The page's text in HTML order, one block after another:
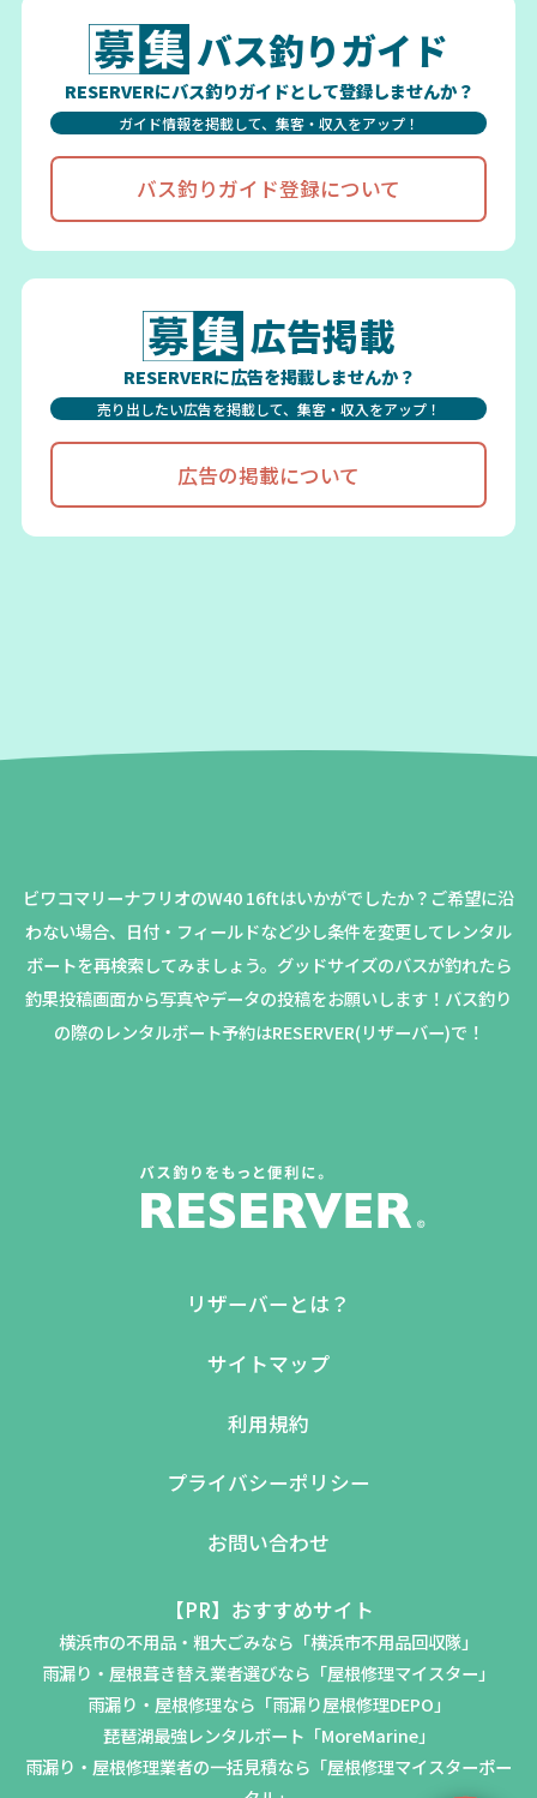
バス釣りガイド
RESERVERにバス釣りガイドとして登録しませんか？
ガイド情報を掲載して、集客・収入をアップ！
バス釣りガイド登録について
広告掲載
RESERVERに広告を掲載しませんか？
売り出したい広告を掲載して、集客・収入をアップ！
広告の掲載について
ビワコマリーナフリオのW40 16ftはいかがでしたか？ ご希望に沿
わない場合、日付・フィールドなど少し条件を変更してレンタル
ボートを再検索してみましょう。 グッドサイズのバスが釣れたら
釣果投稿画面から写真やデータの投稿をお願いします！バス釣り
の際のレンタルボート予約はRESERVER(リザーバー)で！
リザーバーとは？
サイトマップ
利用規約
プライバシーポリシー
お問い合わせ
【PR】おすすめサイト
横浜市の不用品・粗大ごみなら「横浜市不用品回収隊」
雨漏り・屋根葺き替え業者選びなら「屋根修理マイスター」
雨漏り・屋根修理なら「雨漏り屋根修理DEPO」
琵琶湖最強レンタルボート「MoreMarine」
雨漏り・屋根修理業者の一括見積なら「屋根修理マイスターポー